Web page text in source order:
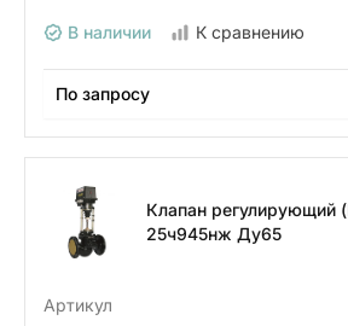
В наличии К сравнению
По запросу
Клапан регулирующий
25ч945нж Ду65
Артикул